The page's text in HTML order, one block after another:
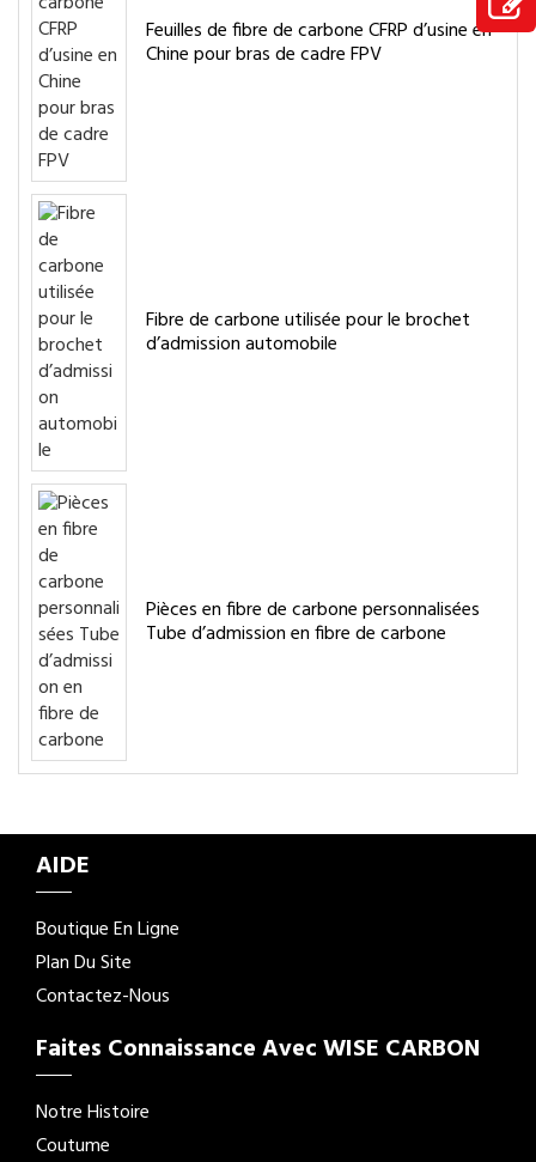
Feuilles de fibre de carbone CFRP d’usine en
Chine pour bras de cadre FPV
Fibre de carbone utilisée pour le brochet
d’admission automobile
Pièces en fibre de carbone personnalisées
Tube d’admission en fibre de carbone
AIDE
Boutique En Ligne
Plan Du Site
Contactez-Nous
Faites Connaissance Avec WISE CARBON
Notre Histoire
Coutume